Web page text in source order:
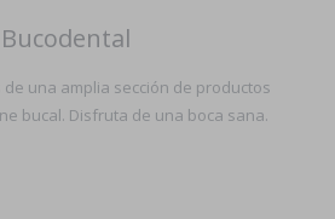
de una amplia sección de productos
bucal. Disfruta de una boca sana.